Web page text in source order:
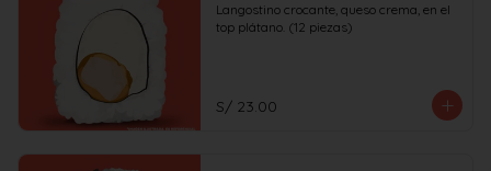
Langostino crocante, queso crema, en el
top plátano. (12 piezas)
S/ 23.00